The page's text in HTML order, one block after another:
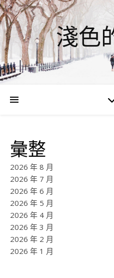
淺色
彙整
2026 年 8 月
2026 年 7 月
2026 年 6 月
2026 年 5 月
2026 年 4 月
2026 年 3 月
2026 年 2 月
2026 年 1 月